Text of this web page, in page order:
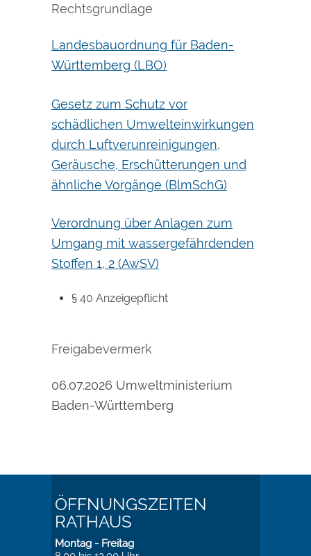
Rechtsgrundlage
Landesbauordnung für Baden-
Württemberg (LBO)
Gesetz zum Schutz vor
schädlichen Umwelteinwirkungen
durch Luftverunreinigungen,
Geräusche, Erschütterungen und
ähnliche Vorgänge (BlmSchG)
Verordnung über Anlagen zum
Umgang mit wassergefährdenden
Stoffen 1, 2 (AwSV)
§ 40 Anzeigepflicht
Freigabevermerk
06.07.2026 Umweltministerium
Baden-Württemberg
ÖFFNUNGSZEITEN
RATHAUS
Montag - Freitag